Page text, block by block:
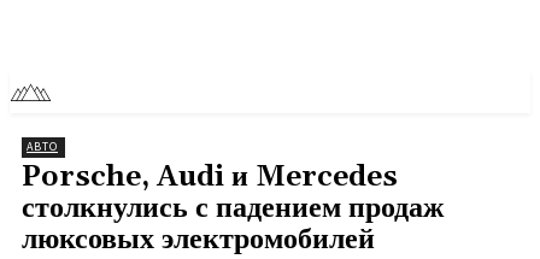
АВТО
Porsche, Audi и Mercedes
столкнулись с падением продаж
люксовых электромобилей